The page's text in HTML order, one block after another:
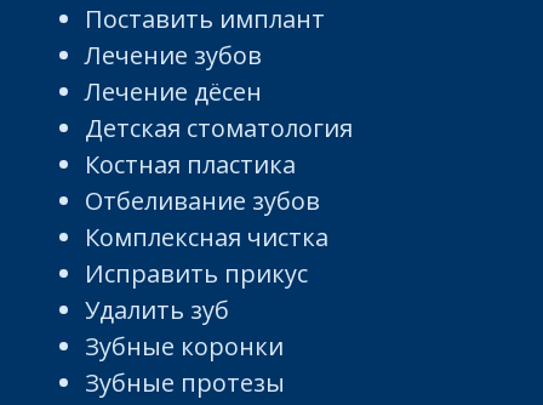
Поставить имплант
Лечение зубов
Лечение дёсен
Детская стоматология
Костная пластика
Отбеливание зубов
Комплексная чистка
Исправить прикус
Удалить зуб
Зубные коронки
Зубные протезы